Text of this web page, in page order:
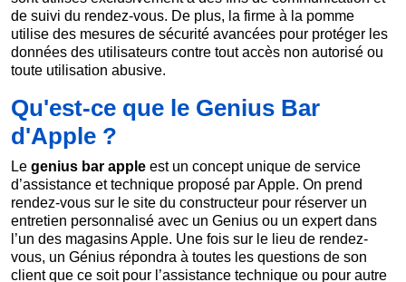
de suivi du rendez-vous. De plus, la firme à la pomme
utilise des mesures de sécurité avancées pour protéger les
données des utilisateurs contre tout accès non autorisé ou
toute utilisation abusive.
Qu'est-ce que le Genius Bar
d'Apple ?
Le genius bar apple est un concept unique de service
d’assistance et technique proposé par Apple. On prend
rendez-vous sur le site du constructeur pour réserver un
entretien personnalisé avec un Genius ou un expert dans
l’un des magasins Apple. Une fois sur le lieu de rendez-
vous, un Génius répondra à toutes les questions de son
client que ce soit pour l’assistance technique ou pour autre